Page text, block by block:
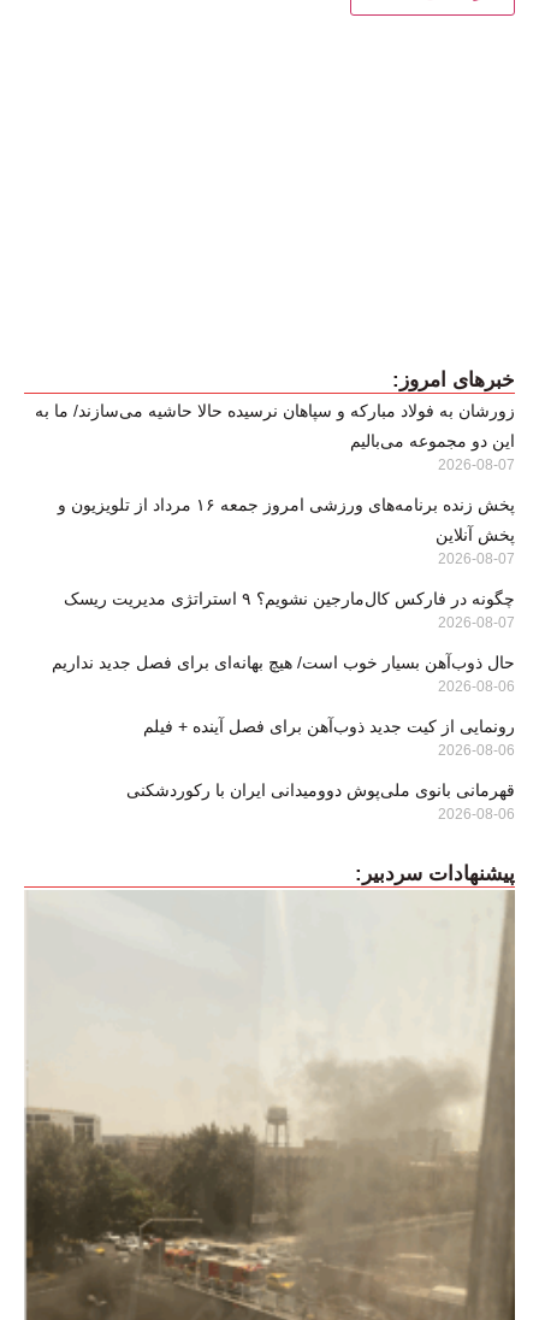
خبرهای امروز:
زورشان به فولاد مبارکه و سپاهان نرسیده حالا حاشیه می‌سازند/ ما به
این دو مجموعه می‌بالیم
2026-08-07
پخش زنده برنامه‌های ورزشی امروز جمعه ۱۶ مرداد از تلویزیون و
پخش آنلاین
2026-08-07
چگونه در فارکس کال‌مارجین نشویم؟ ۹ استراتژی مدیریت ریسک
2026-08-07
حال ذوب‌آهن بسیار خوب است/ هیچ بهانه‌ای برای فصل جدید نداریم
2026-08-06
رونمایی از کیت جدید ذوب‌آهن برای فصل آینده + فیلم
2026-08-06
قهرمانی بانوی ملی‌پوش دوومیدانی ایران با رکوردشکنی
2026-08-06
پیشنهادات سردبیر: